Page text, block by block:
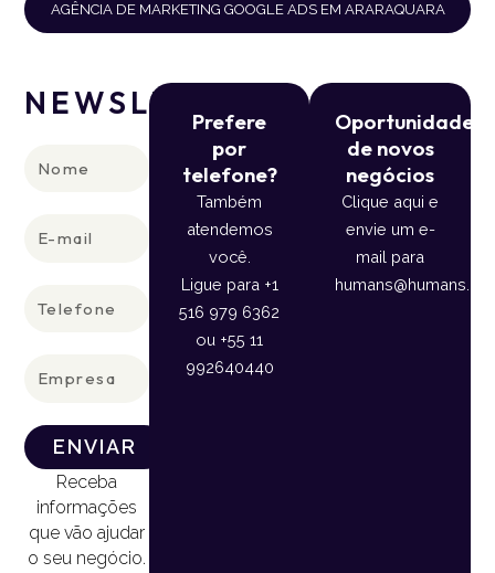
AGÊNCIA DE MARKETING GOOGLE ADS EM ARARAQUARA
NEWSLETTER
ENVIAR
Receba
informações
que vão ajudar
o seu negócio.
Prefere
por
telefone?
Também
atendemos
você.
Ligue para +1
516 979 6362
ou +55 11
992640440
Oportunidade
de novos
negócios
Clique aqui e
envie um e-
mail para